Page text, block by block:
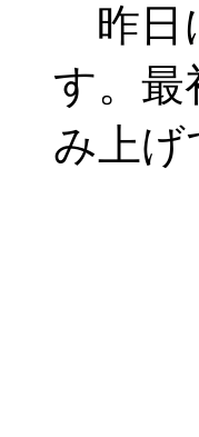
昨日
す。最
み上げ